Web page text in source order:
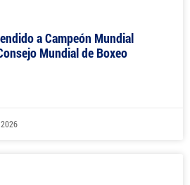
a Campeón Mundial
Mundial de Boxeo